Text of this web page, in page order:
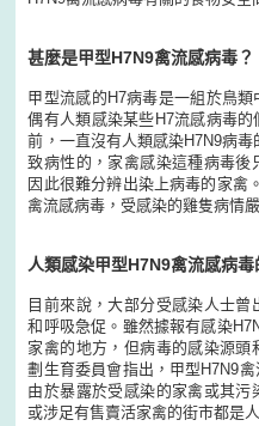
甚麼是甲型H7N9禽流感病毒？
甲型流感的H7病毒是一組於鳥
偶有人類感染某些H7流感病毒
前，一直沒有人類感染H7N9病
致病性的，家禽感染這種病毒後
因此很難分辨出染上病毒的家禽
禽流感病毒，受感染的雞隻病情
人類感染甲型H7N9禽流感病毒
目前來說，大部分受感染人士
和呼吸急促。雖然據報有感染
家禽的地方，但病毒的感染源
劃生育委員會指出，甲型H7N9
由於暴露於受感染的家禽或其
或涉足有售賣活家禽的街市都是